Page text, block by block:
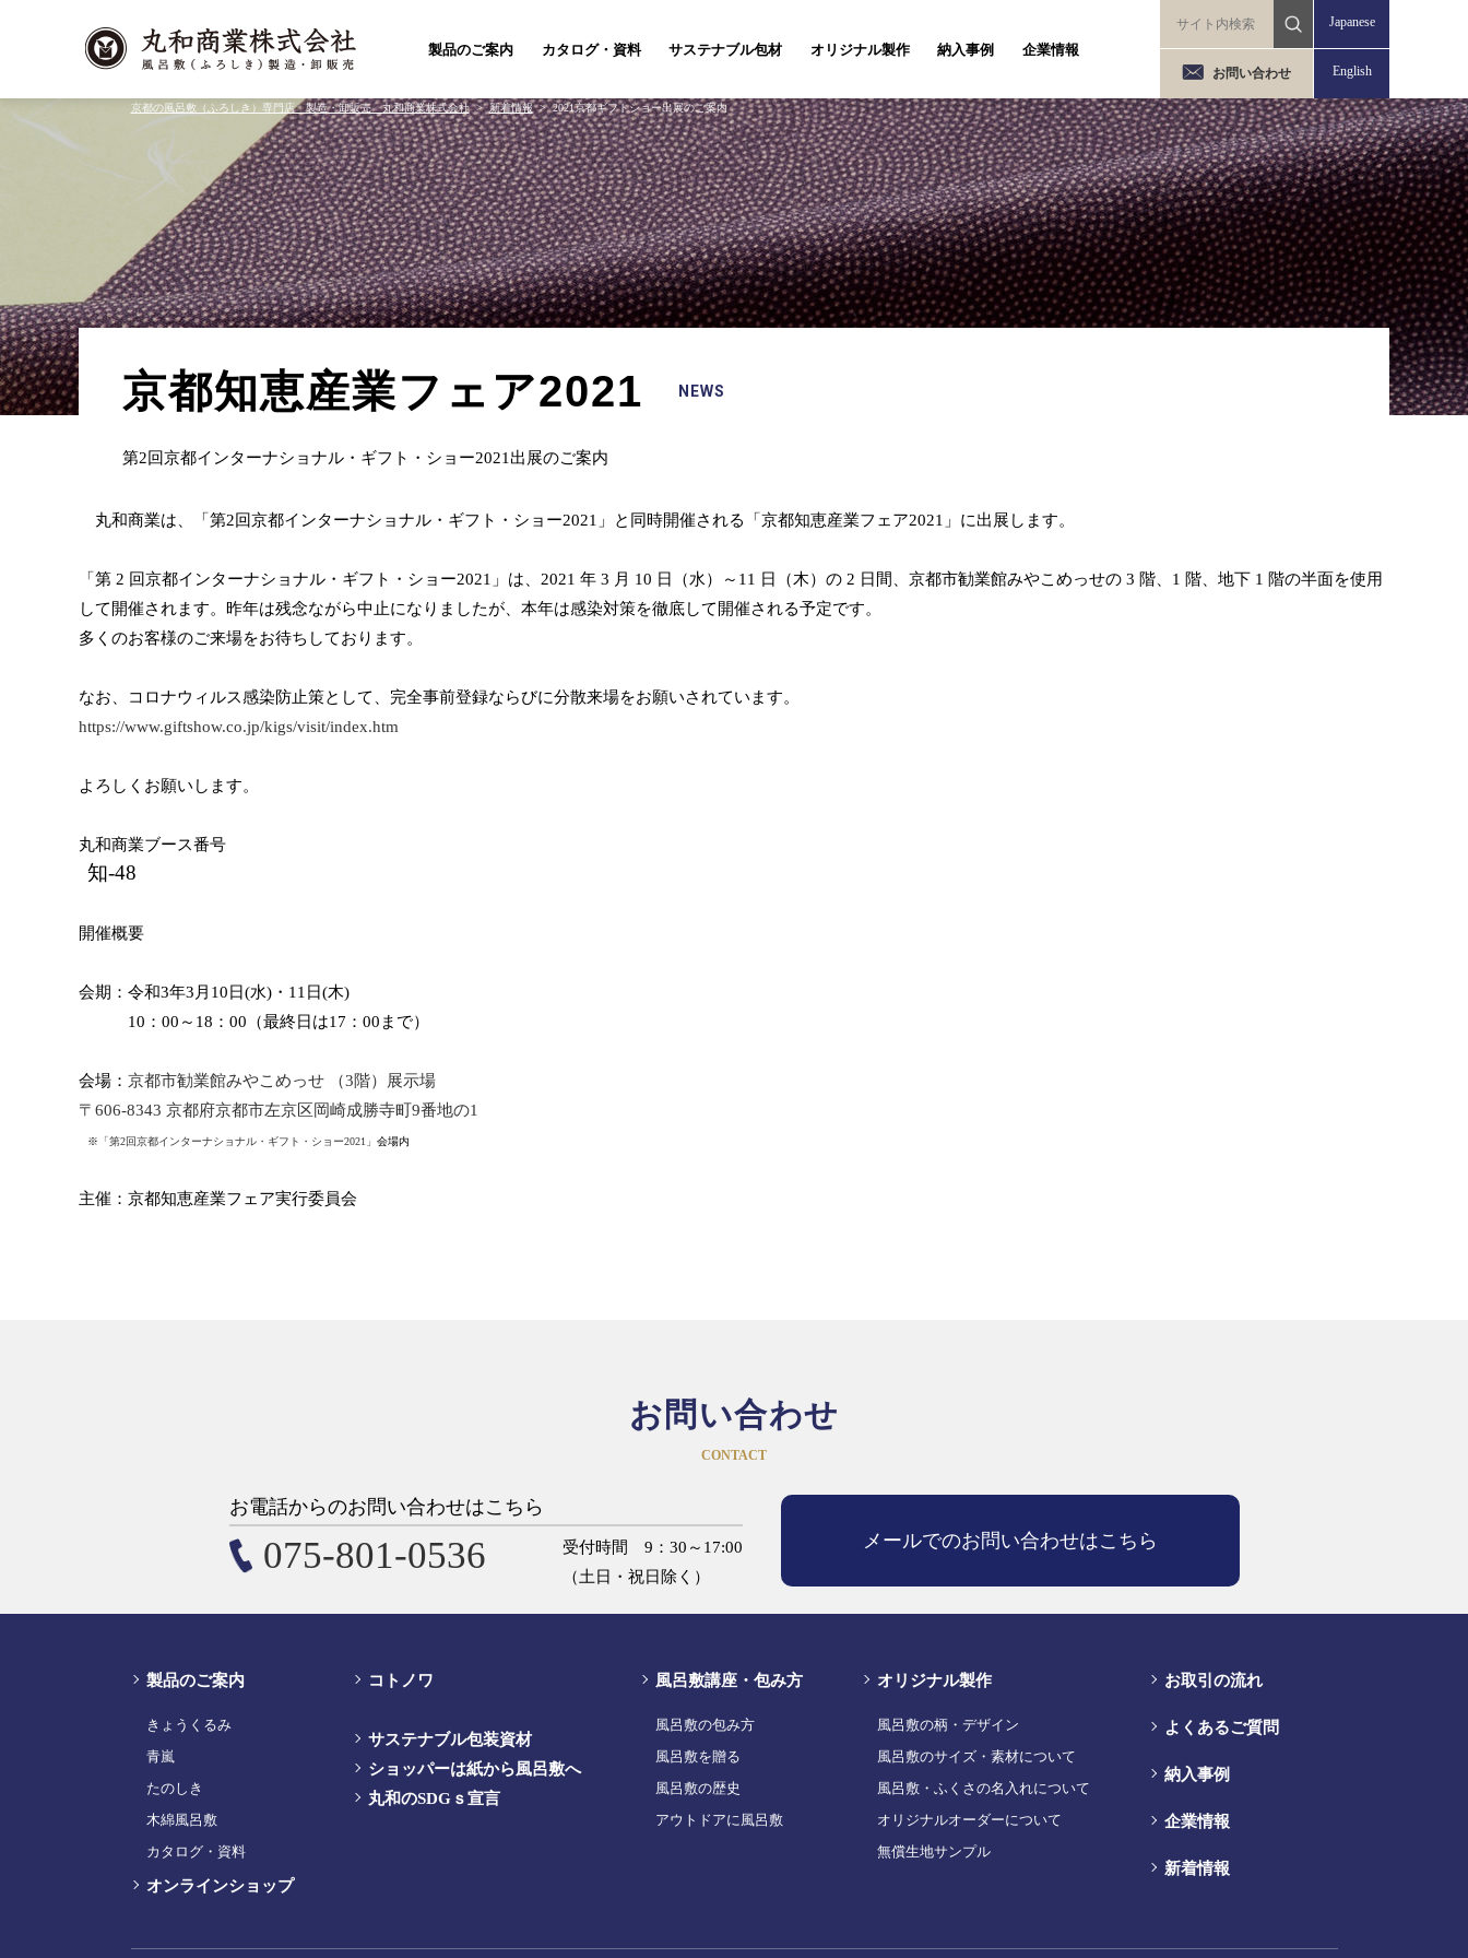
製品のご案内 カタログ・資料 サステナブル包材 オリジナル製作 納入事例 企業情報
Japanese
お問い合わせ English
京都の風呂敷（ふろしき）専門店 製造・卸販売 丸和商業株式会社 新着情報 2021京都ギフトショー出展のご案内
京都知恵産業フェア2021 NEWS
第2回京都インターナショナル・ギフト・ショー2021出展のご案内
丸和商業は、「第2回京都インターナショナル・ギフト・ショー2021」と同時開催される「京都知恵産業フェア2021」に出展します。
「第 2 回京都インターナショナル・ギフト・ショー2021」は、2021 年 3 月 10 日（水）～11 日（木）の 2 日間、京都市勧業館みやこめっせの 3 階、1 階、地下 1 階の半面を使用
して開催されます。昨年は残念ながら中止になりましたが、本年は感染対策を徹底して開催される予定です。
多くのお客様のご来場をお待ちしております。
なお、コロナウィルス感染防止策として、完全事前登録ならびに分散来場をお願いされています。
https://www.giftshow.co.jp/kigs/visit/index.htm
よろしくお願いします。
丸和商業ブース番号
知-48
開催概要
会期：令和3年3月10日(水)・11日(木)
10：00～18：00（最終日は17：00まで）
会場： 京都市勧業館みやこめっせ （3階）展示場
〒606-8343 京都府京都市左京区岡崎成勝寺町9番地の1
※ 「第2回京都インターナショナル・ギフト・ショー2021」 会場内
主催：京都知恵産業フェア実⾏委員会
お問い合わせ
CONTACT
お電話からのお問い合わせはこちら
075-801-0536
受付時間 9：30～17:00
（土日・祝日除く）
メールでのお問い合わせはこちら
製品のご案内
きょうくるみ
青嵐
たのしき
木綿風呂敷
カタログ・資料
オンラインショップ
コトノワ
サステナブル包装資材
ショッパーは紙から風呂敷へ
丸和のSDGｓ宣言
風呂敷講座・包み方
風呂敷の包み方
風呂敷を贈る
風呂敷の歴史
アウトドアに風呂敷
オリジナル製作
風呂敷の柄・デザイン
風呂敷のサイズ・素材について
風呂敷・ふくさの名入れについて
オリジナルオーダーについて
無償生地サンプル
お取引の流れ
よくあるご質問
納入事例
企業情報
新着情報